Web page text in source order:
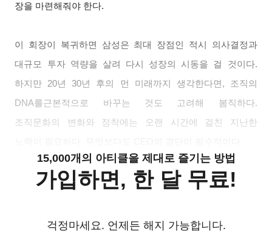
장을 마련해줘야 한다.
이 회장이 복귀하면 삼성은 최대 장점인 적시 의사결정과
대규모 투자 역량을 살려 다시 성장의 시동을 걸 것이다.
하지만 20년 30년 후의 먼 미래까지 생각한다면, 조직의
DNA를근본적으로 바꾸는 것도 고려해 봄직하다.
조직문화의 변화와 정착에는 오랜 시간에 걸친 지난한
15,000개의 아티클을 제대로 즐기는 방법
가입하면, 한 달 무료!
걱정마세요. 언제든 해지 가능합니다.